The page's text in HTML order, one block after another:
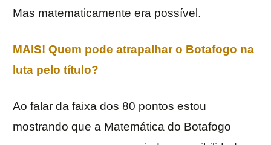
Mas matematicamente era possível.
MAIS! Quem pode atrapalhar o Botafogo na
luta pelo título?
Ao falar da faixa dos 80 pontos estou
mostrando que a Matemática do Botafogo